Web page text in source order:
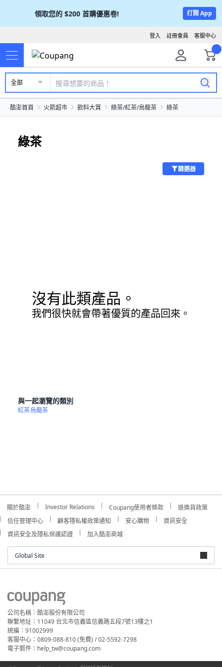
領取您的 $200 首購優惠卷! 打開 App
客服中心
註冊會員
登入
全部
酷澎首頁 火箭超市 飲料大賞 綠茶/紅茶/烏龍茶 綠茶
綠茶
篩選器
沒有此類產品。
我們很快就會帶著優質的產品回來。
與一起瀏覽的類別
紅茶烏龍茶
關於酷澎 Investor Relations Coupang使用者條款
退換貨政策
信任管理中心
顧客隱私權政策通知 安心購物
資訊安全
資訊安全及隱私保護認證
加入酷澎商城
Global Site
公司名稱：酷澎股份有限公司
聯繫地址：11049 台北市信義區信義路五段7號13樓之1
統編：91002999
客服中心：0809-088-810 (免費) / 02-5592-7298
電子郵件：help_tw@coupang.com